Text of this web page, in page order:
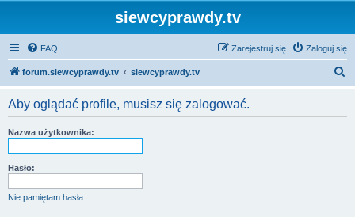
siewcyprawdy.tv
FAQ Zaloguj się
Zarejestruj się
forum.siewcyprawdy.tv siewcyprawdy.tv
Aby oglądać profile, musisz się zalogować.
Nazwa użytkownika:
Hasło:
Nie pamiętam hasła